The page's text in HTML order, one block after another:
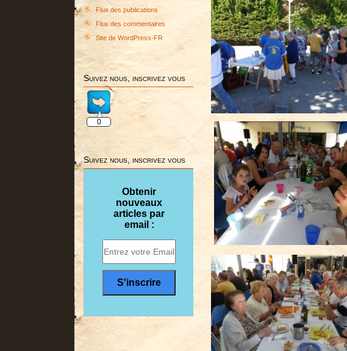
Flux des publications
Flux des commentaires
Site de WordPress-FR
Suivez nous, inscrivez vous
0
Suivez nous, inscrivez vous
Obtenir
nouveaux
articles par
email :